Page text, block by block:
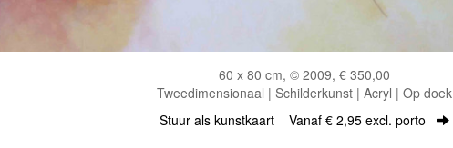
60 x 80 cm, © 2009, € 350,00
Tweedimensionaal | Schilderkunst | Acryl | Op doek
Stuur als kunstkaart Vanaf € 2,95 excl. porto